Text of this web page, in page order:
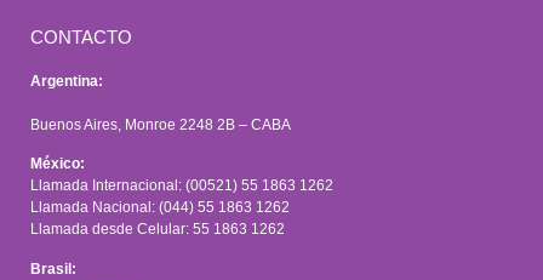
CONTACTO
Argentina:
Buenos Aires, Monroe 2248 2B – CABA
México:
Llamada Internacional: (00521) 55 1863 1262
Llamada Nacional: (044) 55 1863 1262
Llamada desde Celular: 55 1863 1262
Brasil: